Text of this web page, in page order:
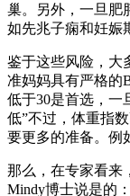
巢。另外，一旦肥
如先兆子痫和妊娠
鉴于这些风险，大
准妈妈具有严格的
低于30是首选，一
低”不过，体重指
要更多的准备。例
那么，在专家看来
Mindy博士说是的